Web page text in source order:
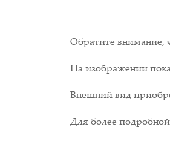
Обратите внимание,
На изображении
Внешний вид
Для более